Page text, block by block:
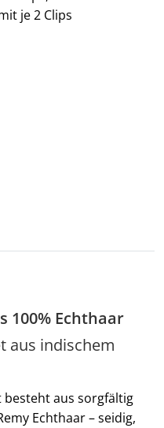
je 2 Clips
100% Echthaar
aus indischem
besteht aus sorgfältig
Echthaar – seidig,